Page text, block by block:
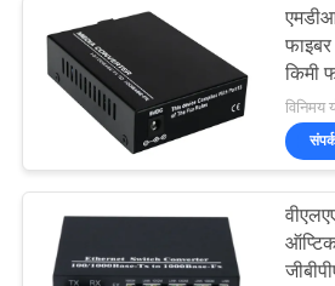
फाइबर ऑप्टिक
किमी
45
विनिमय